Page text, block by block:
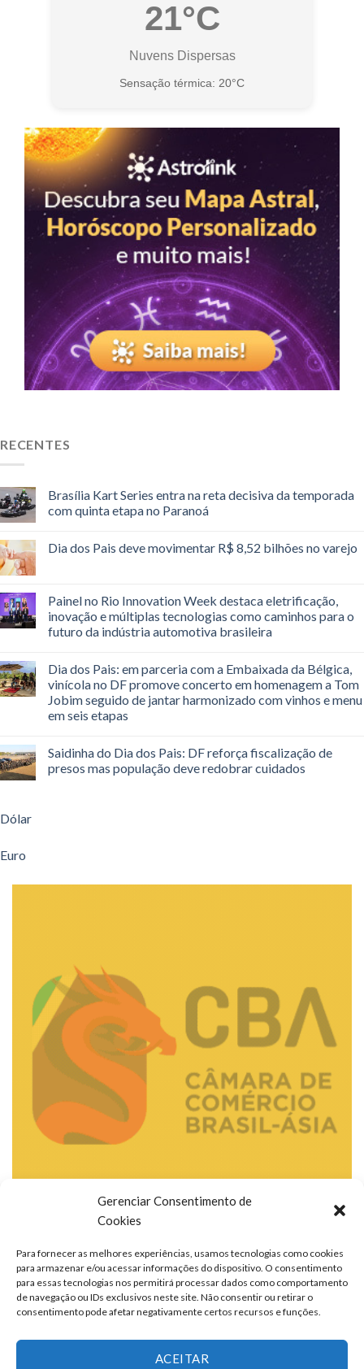
Gerenciar Consentimento de
Cookies
Para fornecer as melhores experiências, usamos tecnologias como cookies
para armazenar e/ou acessar informações do dispositivo. O consentimento
para essas tecnologias nos permitirá processar dados como comportamento
de navegação ou IDs exclusivos neste site. Não consentir ou retirar o
consentimento pode afetar negativamente certos recursos e funções.
ACEITAR
21°C
Nuvens Dispersas
Sensação térmica: 20°C
RECENTES
Brasília Kart Series entra na reta decisiva da temporada
com quinta etapa no Paranoá
Dia dos Pais deve movimentar R$ 8,52 bilhões no varejo
Painel no Rio Innovation Week destaca eletrificação,
inovação e múltiplas tecnologias como caminhos para o
futuro da indústria automotiva brasileira
Dia dos Pais: em parceria com a Embaixada da Bélgica,
vinícola no DF promove concerto em homenagem a Tom
Jobim seguido de jantar harmonizado com vinhos e menu
em seis etapas
Saidinha do Dia dos Pais: DF reforça fiscalização de
presos mas população deve redobrar cuidados
Dólar
Euro